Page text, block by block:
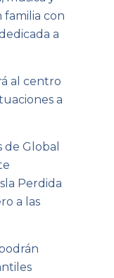
familia con
a
al centro
a
de Global
Perdida
a las